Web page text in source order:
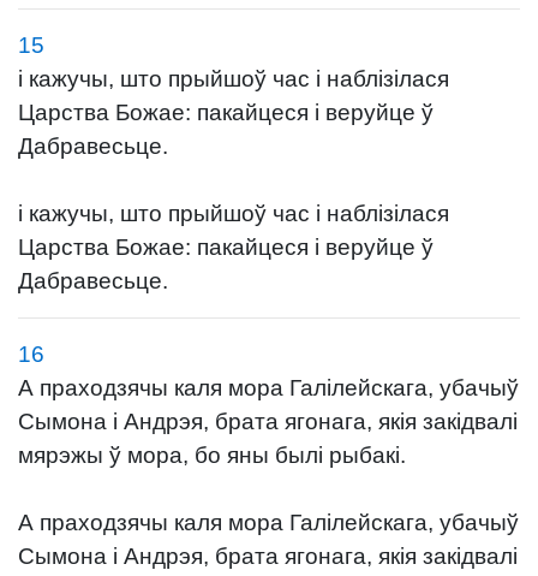
15
і кажучы, што прыйшоў час і наблізілася
Царства Божае: пакайцеся і веруйце ў
Дабравесьце.
і кажучы, што прыйшоў час і наблізілася
Царства Божае: пакайцеся і веруйце ў
Дабравесьце.
16
А праходзячы каля мора Галілейскага, убачыў
Сымона і Андрэя, брата ягонага, якія закідвалі
мярэжы ў мора, бо яны былі рыбакі.
А праходзячы каля мора Галілейскага, убачыў
Сымона і Андрэя, брата ягонага, якія закідвалі